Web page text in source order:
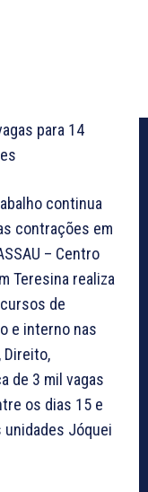
para 14
continua
contrações em
– Centro
Teresina realiza
de
e interno nas
Direito,
de 3 mil vagas
os dias 15 e
unidades Jóquei